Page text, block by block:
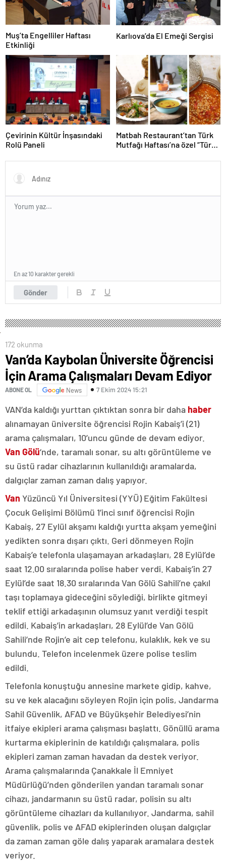
Muş’ta Engelliler Haftası
Etkinliği
Karlıova’da El Emeği Sergisi
Çevirinin Kültür İnşasındaki
Rolü Paneli
Matbah Restaurant’tan Türk
Mutfağı Haftası’na özel “Türk
şöleni
Gönder
En az 10 karakter gerekli
172 okunma
Van’da Kaybolan Üniversite Öğrencisi
İçin Arama Çalışmaları Devam Ediyor
ABONE OL News 7 Ekim 2024 15:21
VAN’da kaldığı yurttan çıktıktan sonra bir daha haber
alınamayan üniversite öğrencisi Rojin Kabaiş’i (21)
arama çalışmaları, 10’uncu günde de devam ediyor.
Van Gölü‘nde, taramalı sonar, su altı görüntüleme ve
su üstü radar cihazlarının kullanıldığı aramalarda,
dalgıçlar zaman zaman dalış yapıyor.
Van Yüzüncü Yıl Üniversitesi (YYÜ) Eğitim Fakültesi
Çocuk Gelişimi Bölümü 1’inci sınıf öğrencisi Rojin
Kabaiş, 27 Eylül akşamı kaldığı yurtta akşam yemeğini
yedikten sonra dışarı çıktı. Geri dönmeyen Rojin
Kabaiş’e telefonla ulaşamayan arkadaşları, 28 Eylül’de
saat 12.00 sıralarında polise haber verdi. Kabaiş’in 27
Eylül’de saat 18.30 sıralarında Van Gölü Sahili’ne çakıl
taşı toplamaya gideceğini söylediği, birlikte gitmeyi
teklif ettiği arkadaşının olumsuz yanıt verdiği tespit
edildi. Kabaiş’in arkadaşları, 28 Eylül’de Van Gölü
Sahili’nde Rojin’e ait cep telefonu, kulaklık, kek ve su
bulundu. Telefon incelenmek üzere polise teslim
edildi.
Telefonla konuştuğu annesine markete gidip, kahve,
su ve kek alacağını söyleyen Rojin için polis, Jandarma
Sahil Güvenlik, AFAD ve Büyükşehir Belediyesi’nin
itfaiye ekipleri arama çalışması başlattı. Gönüllü arama
kurtarma ekiplerinin de katıldığı çalışmalara, polis
ekipleri zaman zaman havadan da destek veriyor.
Arama çalışmalarında Çanakkale İl Emniyet
Müdürlüğü’nden gönderilen yandan taramalı sonar
cihazı, jandarmanın su üstü radar, polisin su altı
görüntüleme cihazları da kullanılıyor. Jandarma, sahil
güvenlik, polis ve AFAD ekiplerinden oluşan dalgıçlar
da zaman zaman göle dalış yaparak aramalara destek
veriyor.